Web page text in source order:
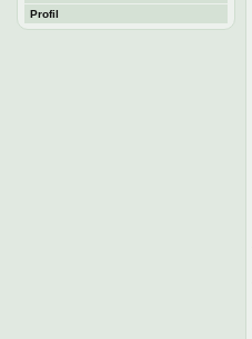
Profil